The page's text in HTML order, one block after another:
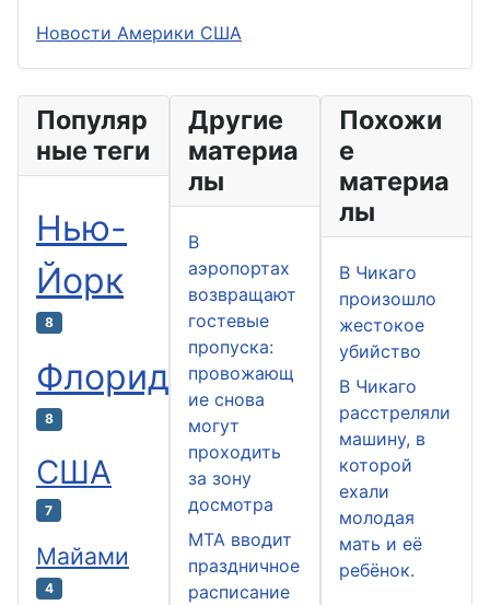
Новости Америки США
Популяр
ные теги
Нью-
Йорк
8
Флорида
8
США
7
Майами
4
Другие
материа
лы
В
аэропортах
возвращают
гостевые
пропуска:
провожающ
ие снова
могут
проходить
за зону
досмотра
MTA вводит
праздничное
расписание
Похожи
е
материа
лы
В Чикаго
произошло
жестокое
убийство
В Чикаго
расстреляли
машину, в
которой
ехали
молодая
мать и её
ребёнок.